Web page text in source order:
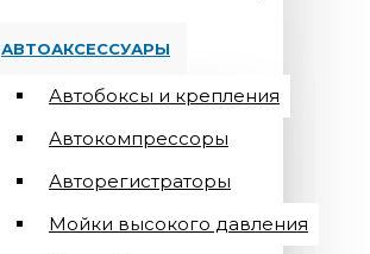
АВТОАКСЕССУАРЫ
Автобоксы и крепления
Автокомпрессоры
Авторегистраторы
Мойки высокого давления